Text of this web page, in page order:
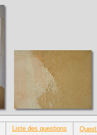
Liste des questions